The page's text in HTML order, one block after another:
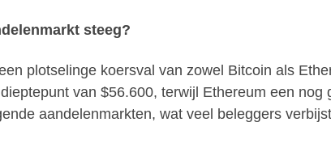
steeg?
plotselinge koersval van zowel Bitcoin als
van $56.600, terwijl Ethereum een nog
aandelenmarkten, wat veel beleggers